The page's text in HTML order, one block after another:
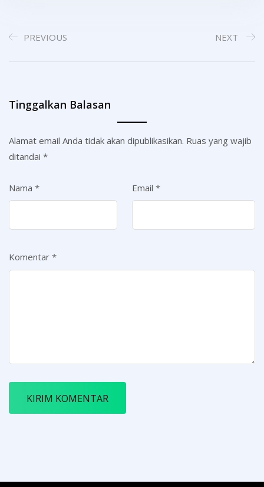
PREVIOUS NEXT
Tinggalkan Balasan
Alamat email Anda tidak akan dipublikasikan. Ruas yang wajib
ditandai *
Nama * Email *
Komentar *